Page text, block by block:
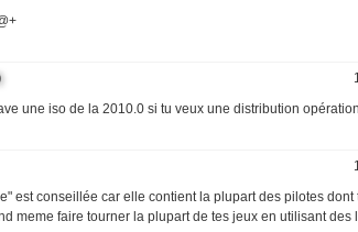
une iso de la 2010.0 si tu veux une distribution
est conseillée car elle contient la plupart des pilotes
meme faire tourner la plupart de tes jeux en utilisant des